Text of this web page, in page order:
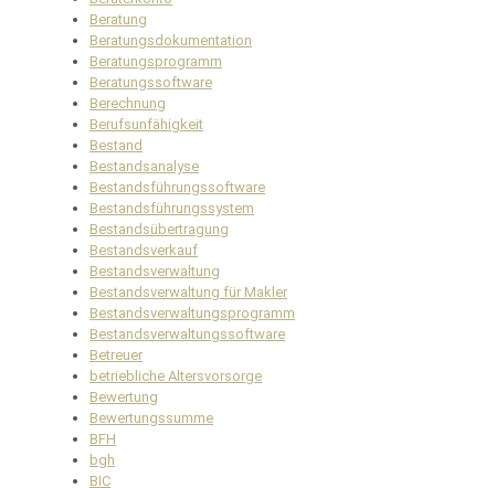
Beratung
Beratungsdokumentation
Beratungsprogramm
Beratungssoftware
Berechnung
Berufsunfähigkeit
Bestand
Bestandsanalyse
Bestandsführungssoftware
Bestandsführungssystem
Bestandsübertragung
Bestandsverkauf
Bestandsverwaltung
Bestandsverwaltung für Makler
Bestandsverwaltungsprogramm
Bestandsverwaltungssoftware
Betreuer
betriebliche Altersvorsorge
Bewertung
Bewertungssumme
BFH
bgh
BIC